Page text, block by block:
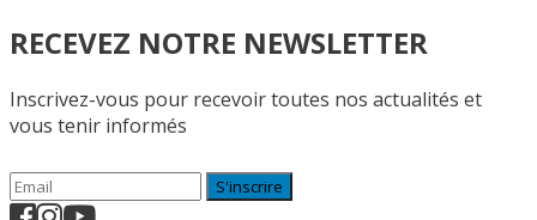
RECEVEZ NOTRE NEWSLETTER
Inscrivez-vous pour recevoir toutes nos actualités et
vous tenir informés
S'inscrire